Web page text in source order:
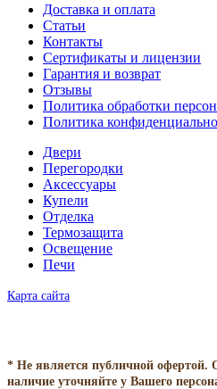
Доставка и оплата
Статьи
Контакты
Сертификаты и лицензии
Гарантия и возврат
Отзывы
Политика обработки
Политика
Двери
Перегородки
Аксессуары
Купели
Отделка
Термозащита
Освещение
Печи
Карта сайта
* Не является публичной офертой.
наличие уточняйте у Вашего